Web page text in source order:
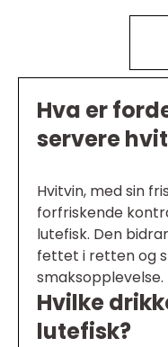
Hva er
servere
Hvitvin, med sin
forfriskende
lutefisk. Den
fettet i retten og
smaksopplevelse.
Hvilke
lutefisk?